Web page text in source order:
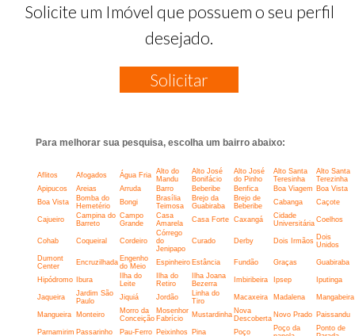
Solicite um Imóvel que possuem o seu perfil
desejado.
Solicitar
Para melhorar sua pesquisa, escolha um bairro abaixo:
Aflitos Afogados Água Fria
Alto do
Mandu
Alto José
Bonifácio
Alto José
do Pinho
Alto Santa
Teresinha
Alto Santa
Terezinha
Apipucos
Areias Arruda Barro Beberibe Benfica Boa Viagem Boa Vista
Boa Vista
Bomba do
Hemetério
Bongi
Brasília
Teimosa
Brejo da
Guabiraba
Brejo de
Beberibe
Cabanga Caçote
Cajueiro
Campina do
Barreto
Campo
Grande
Casa
Amarela
Casa Forte Caxangá
Cidade
Universitária Coelhos
Cohab Coqueiral Cordeiro
Córrego
do
Jenipapo
Curado Derby Dois Irmãos Dois
Unidos
Dumont
Center
Encruzilhada Engenho
do Meio
Espinheiro Estância Fundão Graças Guabiraba
Hipódromo Ibura
Ilha do
Leite
Ilha do
Retiro
Ilha Joana
Bezerra
Imbiribeira Ipsep Iputinga
Jaqueira
Jardim São
Paulo
Jiquiá Jordão
Linha do
Tiro
Macaxeira Madalena Mangabeira
Mangueira Monteiro
Morro da
Conceição
Mosenhor
Fabrício
Mustardinha Nova
Descoberta Novo Prado Paissandu
Parnamirim Passarinho Pau-Ferro Peixinhos Pina Poço
Poço da
Ponto de